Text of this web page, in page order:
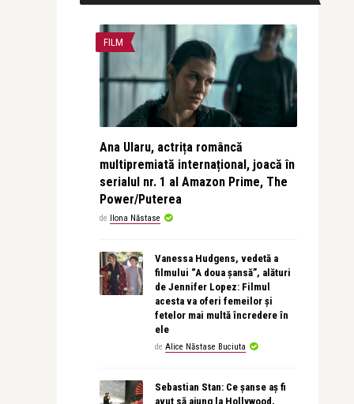
FILM
Ana Ularu, actrița româncă
multipremiată internațional, joacă în
serialul nr. 1 al Amazon Prime, The
Power/Puterea
de Ilona Năstase
Vanessa Hudgens, vedetă a
filmului “A doua șansă”, alături
de Jennifer Lopez: Filmul
acesta va oferi femeilor și
fetelor mai multă încredere în
ele
de Alice Năstase Buciuta
Sebastian Stan: Ce șanse aș fi
avut să ajung la Hollywood,